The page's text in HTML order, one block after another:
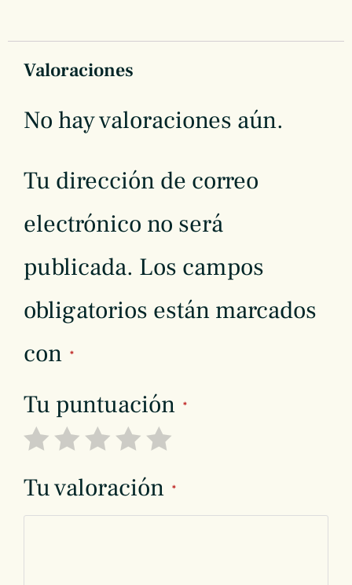
Valoraciones
No hay valoraciones aún.
Tu dirección de correo
electrónico no será
publicada. Los campos
obligatorios están marcados
con *
Tu puntuación *
Tu valoración *